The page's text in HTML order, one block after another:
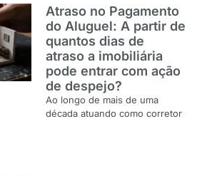
Atraso no Pagamento
do Aluguel: A partir de
quantos dias de
atraso a imobiliária
pode entrar com ação
de despejo?
Ao longo de mais de uma
década atuando como corretor